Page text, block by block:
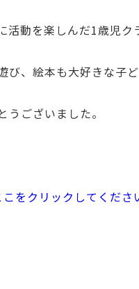
動を楽しんだ1歳児ク
、絵本も大好きな子ど
ございました。
をクリックしてくださ